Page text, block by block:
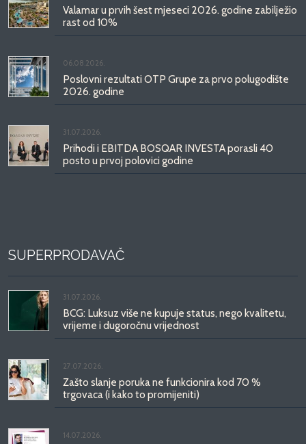
Valamar u prvih šest mjeseci 2026. godine zabilježio
rast od 10%
06.08.2026.
Poslovni rezultati OTP Grupe za prvo polugodište
2026. godine
31.07.2026.
Prihodi i EBITDA BOSQAR INVESTA porasli 40
posto u prvoj polovici godine
SUPERPRODAVAČ
31.07.2026.
BCG: Luksuz više ne kupuje status, nego kvalitetu,
vrijeme i dugoročnu vrijednost
27.07.2026.
Zašto slanje poruka ne funkcionira kod 70 %
trgovaca (i kako to promijeniti)
14.07.2026.